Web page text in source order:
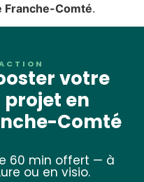
Franche-Comté.
votre
projet en
Comté
60 min offert — à
ou en visio.